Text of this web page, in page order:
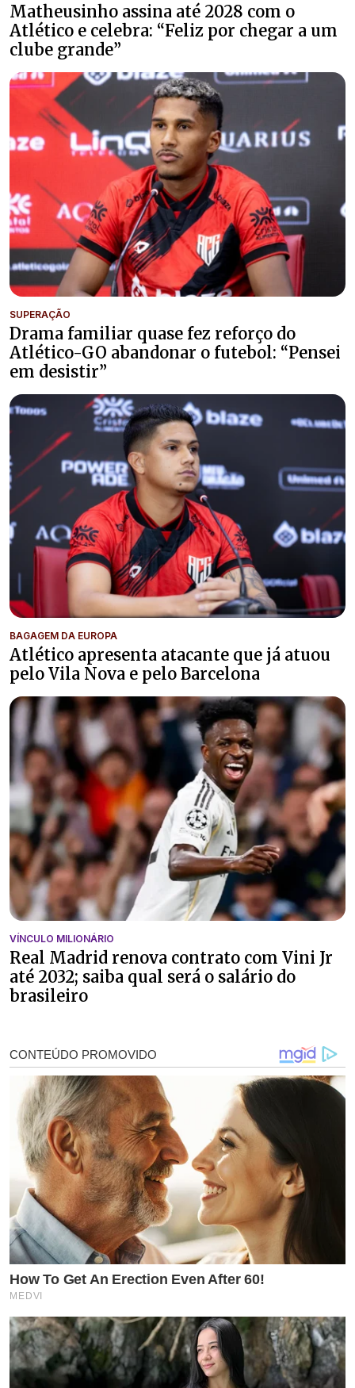
Matheusinho assina até 2028 com o
Atlético e celebra: “Feliz por chegar a um
clube grande”
SUPERAÇÃO
Drama familiar quase fez reforço do
Atlético-GO abandonar o futebol: “Pensei
em desistir”
BAGAGEM DA EUROPA
Atlético apresenta atacante que já atuou
pelo Vila Nova e pelo Barcelona
VÍNCULO MILIONÁRIO
Real Madrid renova contrato com Vini Jr
até 2032; saiba qual será o salário do
brasileiro